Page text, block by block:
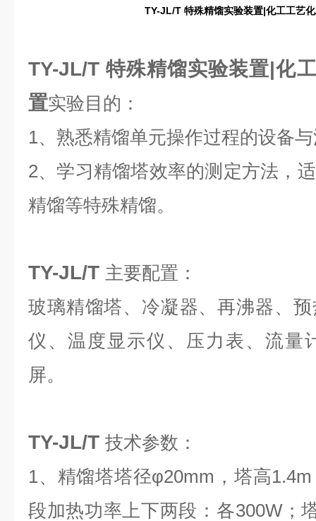
TY-JL/T 特殊精馏实验装置|化工工艺
TY-JL/T 特殊精馏实验装置|化
置实验目的：
1、熟悉精馏单元操作过程的设备
2、学习精馏塔效率的测定方法，
精馏等特殊精馏。
TY-JL/T 主要配置：
玻璃精馏塔、冷凝器、再沸器、
仪、温度显示仪、压力表、流量
屏。
TY-JL/T 技术参数：
1、精馏塔塔径φ20mm，塔高
段加热功率上下两段：各300W；